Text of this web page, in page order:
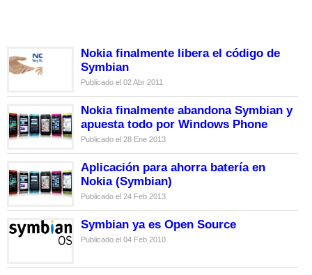
Nokia finalmente libera el código de
Symbian
Publicado el 02 Abr 2011
Nokia finalmente abandona Symbian y
apuesta todo por Windows Phone
Publicado el 28 Ene 2013
Aplicación para ahorra batería en
Nokia (Symbian)
Publicado el 24 Feb 2013
Symbian ya es Open Source
Publicado el 04 Feb 2010